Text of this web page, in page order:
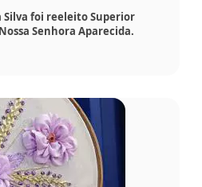
Silva foi reeleito Superior
Senhora Aparecida.